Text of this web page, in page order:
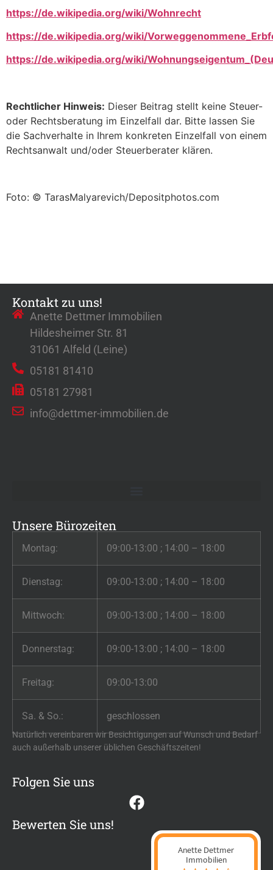
https://de.wikipedia.org/wiki/Wohnrecht
https://de.wikipedia.org/wiki/
https://de.wikipedia.org/wiki/
Rechtlicher Hinweis: Dieser Beitrag stellt keine Steuer-
oder Rechtsberatung im Einzelfall dar. Bitte lassen Sie
die Sachverhalte in Ihrem konkreten Einzelfall von einem
Rechtsanwalt und/oder Steuerberater klären.
Foto: © TarasMalyarevich/Depositphotos.com
Kontakt zu uns!
Anette Dettmer Immobilien
Hildesheimer Str. 81
31061 Alfeld (Leine)
05181 81410
05181 27981
info@dettmer-immobilien.de
Unsere Bürozeiten
Montag: 09:00-13:00 ; 14:00 – 18:00
Dienstag: 09:00-13:00 ; 14:00 – 18:00
Mittwoch: 09:00-13:00 ; 14:00 – 18:00
Donnerstag: 09:00-13:00 ; 14:00 – 18:00
Freitag: 09:00-13:00
Sa. & So.: geschlossen
Natürlich vereinbaren wir Besichtigungen auf Wunsch und Bedarf
auch außerhalb unserer üblichen Geschäftszeiten!
Folgen Sie uns
Bewerten Sie uns!
Anette Dettmer
Immobilien